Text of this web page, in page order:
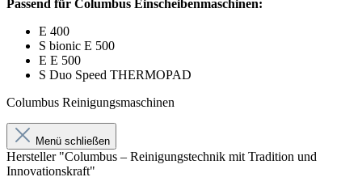
Passend für Columbus Einscheibenmaschinen:
E 400
S bionic E 500
E E 500
S Duo Speed THERMOPAD
Columbus Reinigungsmaschinen
Menü schließen
Hersteller "Columbus – Reinigungstechnik mit Tradition und
Innovationskraft"